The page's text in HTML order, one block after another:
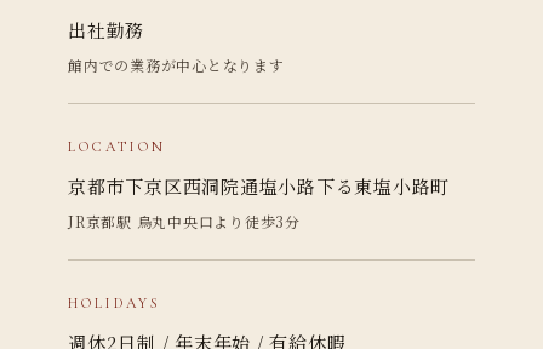
出社勤務
館内での業務が中心となります
LOCATION
京都市下京区西洞院通塩小路下る東塩小路町
JR京都駅 烏丸中央口より徒歩3分
HOLIDAYS
週休2日制 / 年末年始 / 有給休暇